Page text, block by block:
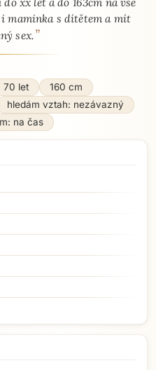
maminka s dítětem a mít
sex.”
70 let
160 cm
hledám vztah: nezávazný
na čas